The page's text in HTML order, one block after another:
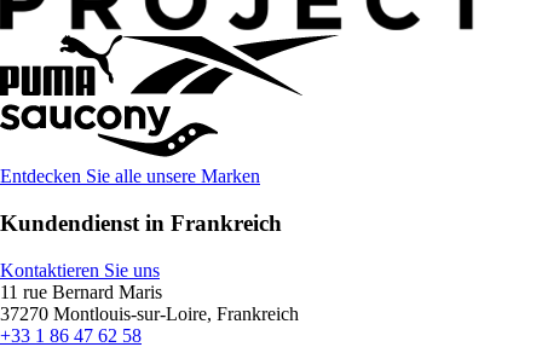
Entdecken Sie alle unsere Marken
Kundendienst in Frankreich
Kontaktieren Sie uns
11 rue Bernard Maris
37270 Montlouis-sur-Loire, Frankreich
+33 1 86 47 62 58